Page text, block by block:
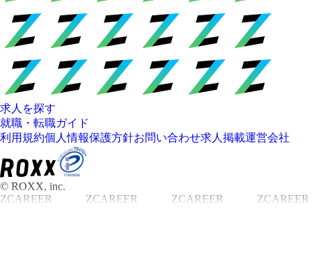
求人を探す
就職・転職ガイド
利用規約個人情報保護方針お問い合わせ求人掲載運営会社
© ROXX, inc.
ZCAREER
ZCAREER ZCAREER ZCAREER